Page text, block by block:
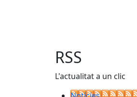
RSS
L'actualitat a un clic